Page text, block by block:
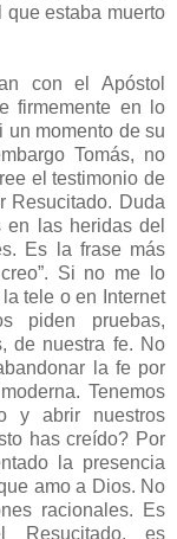
que estaba muerto
con el Apóstol
firmemente en lo
momento de su
Tomás, no
el testimonio de
Resucitado. Duda
en las heridas del
Es la frase más
Si no me lo
tele o en Internet
piden pruebas,
de nuestra fe. No
la fe por
Tenemos
y abrir nuestros
has creído? Por
la presencia
amo a Dios. No
racionales. Es
Resucitado, es